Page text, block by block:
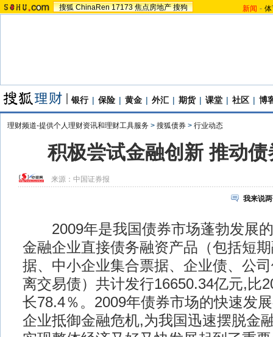
搜狐 ChinaRen 17173 焦点房地产 搜狗 新闻 -
银行 | 保险 | 黄金 | 外汇 | 期货 | 课堂 | 社区 | 博
理财频道-提供个人理财资讯和理财工具服务 > 搜狐债券 > 行业动态
积极尝试金融创新 推动
来源： 中国证券报
我来说
2009年是我国债券市场蓬勃发展的
金融企业直接债务融资产品（包括短
据、中小企业集合票据、企业债、公
离交易债）共计发行16650.34亿元,比
长78.4％。2009年债券市场的快速发
企业抵御金融危机,为我国迅速摆脱金